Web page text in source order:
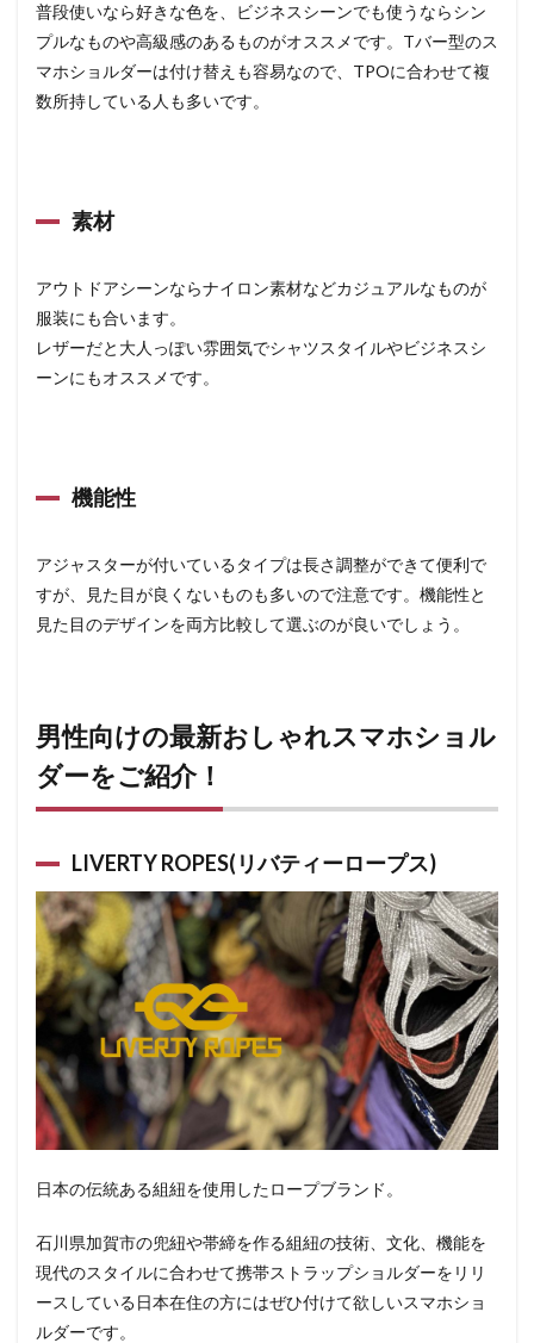
普段使いなら好きな色を、ビジネスシーンでも使うならシン
プルなものや高級感のあるものがオススメです。Tバー型のス
マホショルダーは付け替えも容易なので、TPOに合わせて複
数所持している人も多いです。
素材
アウトドアシーンならナイロン素材などカジュアルなものが
服装にも合います。
レザーだと大人っぽい雰囲気でシャツスタイルやビジネスシ
ーンにもオススメです。
機能性
アジャスターが付いているタイプは長さ調整ができて便利で
すが、見た目が良くないものも多いので注意です。機能性と
見た目のデザインを両方比較して選ぶのが良いでしょう。
男性向けの最新おしゃれスマホショル
ダーをご紹介！
LIVERTY ROPES(リバティーロープス)
日本の伝統ある組紐を使用したロープブランド。
石川県加賀市の兜紐や帯締を作る組紐の技術、文化、機能を
現代のスタイルに合わせて携帯ストラップショルダーをリリ
ースしている日本在住の方にはぜひ付けて欲しいスマホショ
ルダーです。